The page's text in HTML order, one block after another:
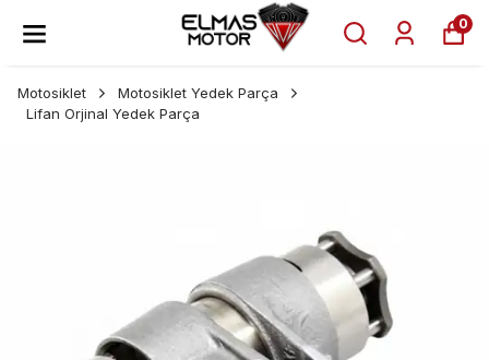
0
Motosiklet
Motosiklet Yedek Parça
Lifan Orjinal Yedek Parça